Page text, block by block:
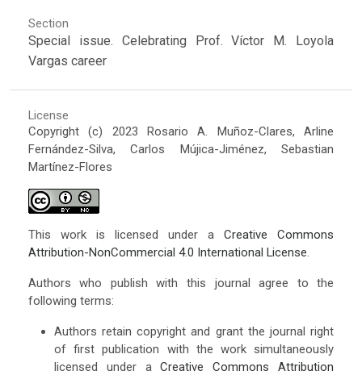
Section
Special issue. Celebrating Prof. Víctor M. Loyola
Vargas career
License
Copyright (c) 2023 Rosario A. Muñoz-Clares, Arline
Fernández-Silva, Carlos Mújica-Jiménez, Sebastian
Martínez-Flores
This work is licensed under aCreative Commons
Attribution-NonCommercial 4.0 International License
Authors who publish with this journal agree to the
following terms:
Authors retain copyright and grant the journal right
of first publication with the work simultaneously
licensed under aCreative Commons Attribution